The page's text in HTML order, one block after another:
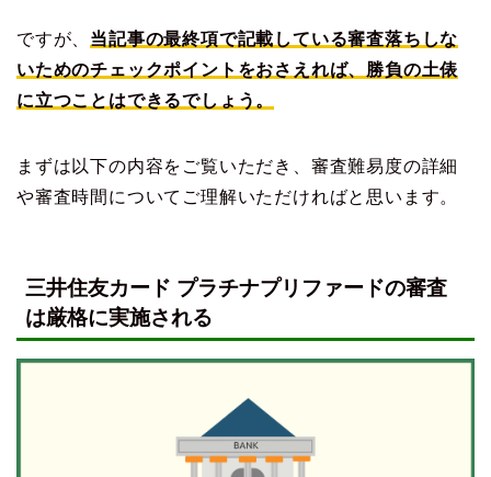
ですが、 当記事の最終項で記載している審査落ちしな
いためのチェックポイントをおさえれば、勝負の土俵
に立つことはできるでしょう。
まずは以下の内容をご覧いただき、審査難易度の詳細
や審査時間についてご理解いただければと思います。
三井住友カード プラチナプリファードの審査
は厳格に実施される